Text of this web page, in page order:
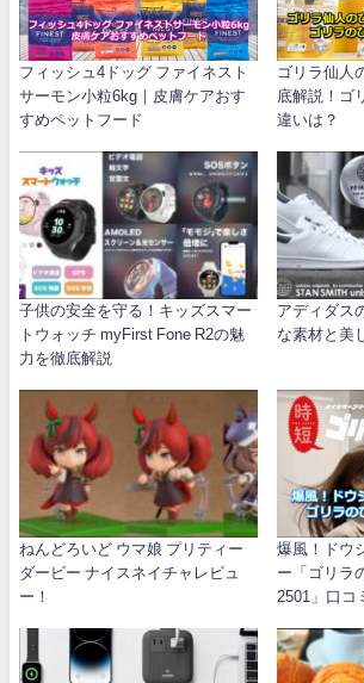
フィッシュ4ドッグ ファイネスト
サーモン小粒6kg｜皮膚ケアおす
すめペットフード
ゴリラ仙人
底解説！ゴ
違いは？
子供の安全を守る！キッズスマー
トウォッチ myFirst Fone R2の魅
力を徹底解説
アディダス
な素材と美
ねんどろいど ウマ娘 プリティー
ダービー ナイスネイチャレビュ
ー！
爆風！ドウ
ー「ゴリラ
2501」口コ